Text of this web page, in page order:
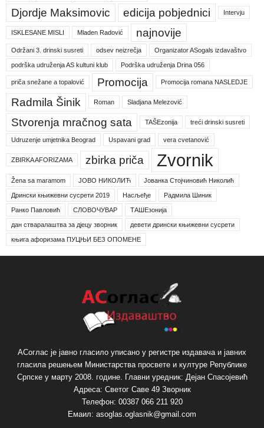
Djordje Maksimovic edicija pobjednici Intervju
ISKLESANE MISLI Mladen Radović najnovije
Održani 3. drinski susreti odsev neizrečja Organizator ASogals izdavaštvo
podrška udruženja AS kultuni klub Podrška udruženja Drina 056
priča snežane a topalović Promocija Promocija romana NASLEDJE
Radmila Šinik Roman Sladjana Melezović
Stvorenja mračnog sata TAŠEzonija treći drinski susreti
Udruzenje umjetnika Beograd Uspavani grad vera cvetanović
ZBIRKA AFORIZAMA zbirka priča Zvornik
Žena sa maramom ЈОВО НИКОЛИЋ Јованка Стојчиновић Николић
Дрински књижевни сусрети 2019 Насљеђе Радмила Шиник
Ранко Павловић СЛОВОЧУВАР ТАШЕзонија
дан стваралаштва за дјецу зворник девети дрински књижевни сусрети
књига афоризама ПУЦЊИ БЕЗ ОПОМЕНЕ
АСоглас је јавно гласило уписано у регистре издавача и јавних
гласила решењем Министарства просвете и културе Републике
Српске у марту 2008. године. Главни уредник: Дејан Спасојевић
Адреса: Светог Саве 49 Зворник
Телефон: 00387 066 211 920
Емаил: asoglas.oglasnik@gmail.com